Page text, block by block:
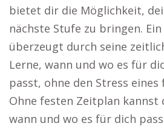
bietet dir die Möglichkeit,
nächste Stufe zu bringen.
überzeugt durch seine
Lerne, wann und wo es für
passt, ohne den Stress
Ohne festen Zeitplan kannst
wann und wo es für dich